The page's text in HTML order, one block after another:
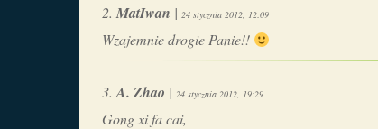
MatIwan | 24 stycznia 2012, 12:09
Wzajemnie drogie Panie!!
A. Zhao | 24 stycznia 2012, 19:29
Gong xi fa cai,